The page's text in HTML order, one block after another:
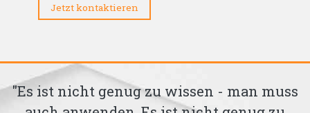
Jetzt kontaktieren
muss
"Toleranz ist der Verdacht,